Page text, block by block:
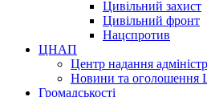
Цивільний захист
Цивільний фронт
Нацспротив
ЦНАП
Центр надання
Новини та
Громадськості